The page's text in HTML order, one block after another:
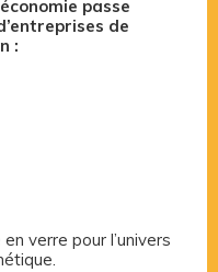
passe
de
:
verre pour l’univers